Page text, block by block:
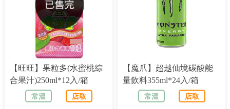
【旺旺】果粒多(水蜜桃綜
合果汁)250ml*12入/箱
常溫
店取
【魔爪】超越仙境碳酸能
量飲料355ml*24入/箱
常溫
店取